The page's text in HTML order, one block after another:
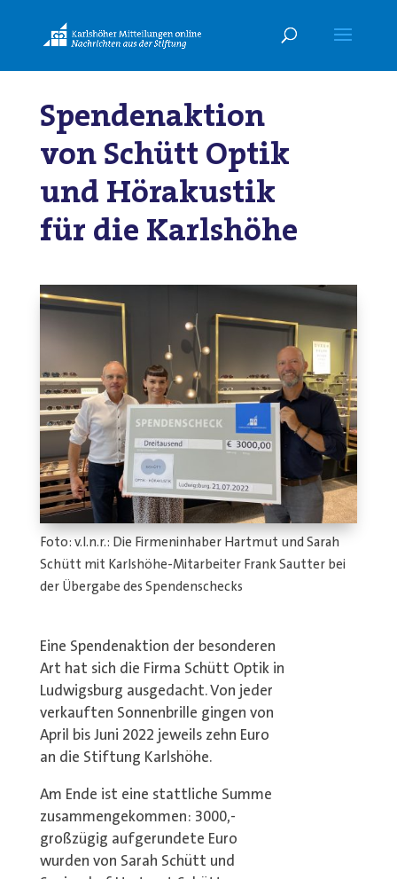
Spendenaktion
von Schütt Optik
und Hörakustik
für die Karlshöhe
Foto: v.l.n.r.: Die Firmeninhaber Hartmut und Sarah
Schütt mit Karlshöhe-Mitarbeiter Frank Sautter bei
der Übergabe des Spendenschecks
Eine Spendenaktion der besonderen
Art hat sich die Firma Schütt Optik in
Ludwigsburg ausgedacht. Von jeder
verkauften Sonnenbrille gingen von
April bis Juni 2022 jeweils zehn Euro
an die Stiftung Karlshöhe.
Am Ende ist eine stattliche Summe
zusammengekommen: 3000,-
großzügig aufgerundete Euro
wurden von Sarah Schütt und